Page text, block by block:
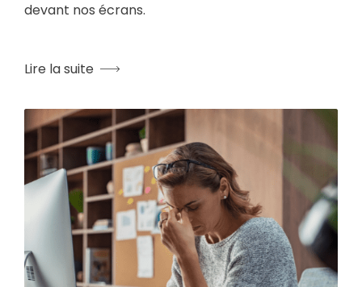
devant nos écrans.
Lire la suite